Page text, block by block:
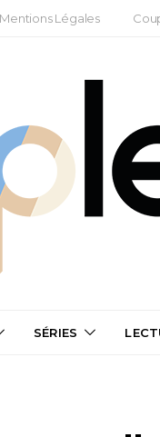
Mentions Légales
SÉRIES